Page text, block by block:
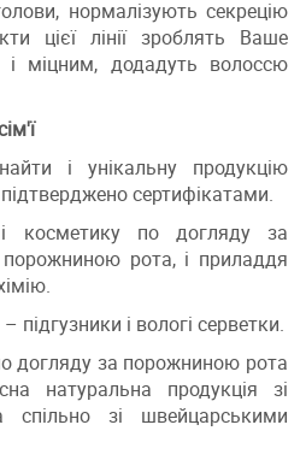
нормалізують секрецію
цієї лінії зроблять Ваше
і міцним, додадуть волоссю
і унікальну продукцію
сертифікатами.
косметику по догляду за
рота, і приладдя
підгузники і вологі серветки.
догляду за порожниною рота
натуральна продукція зі
спільно зі швейцарськими